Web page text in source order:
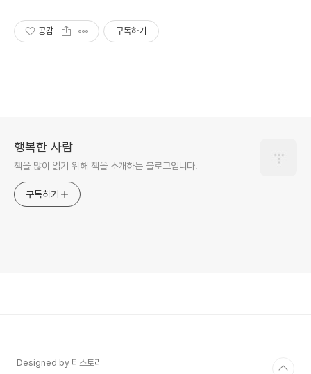
공감 구독하기
행복한 사람
책을 많이 읽기 위해 책을 소개하는 블로그입니다.
구독하기
Designed by 티스토리